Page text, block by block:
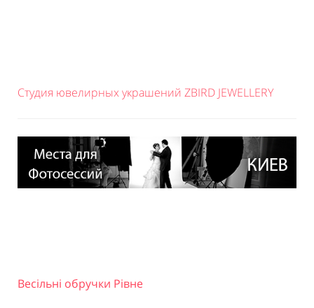
Студия ювелирных украшений ZBIRD JEWELLERY
Весільні обручки Рівне